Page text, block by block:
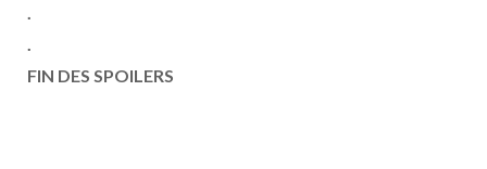
.
.
FIN DES SPOILERS